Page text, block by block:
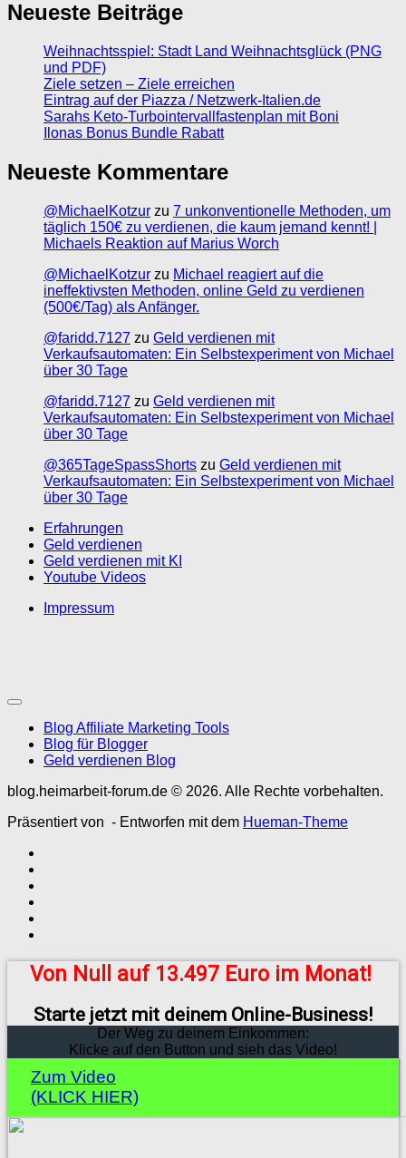
Neueste Beiträge
Weihnachtsspiel: Stadt Land Weihnachtsglück (PNG
und PDF)
Ziele setzen – Ziele erreichen
Eintrag auf der Piazza / Netzwerk-Italien.de
Sarahs Keto-Turbointervallfastenplan mit Boni
Ilonas Bonus Bundle Rabatt
Neueste Kommentare
@MichaelKotzur zu 7 unkonventionelle Methoden, um
täglich 150€ zu verdienen, die kaum jemand kennt! |
Michaels Reaktion auf Marius Worch
@MichaelKotzur zu Michael reagiert auf die
ineffektivsten Methoden, online Geld zu verdienen
(500€/Tag) als Anfänger.
@faridd.7127 zu Geld verdienen mit
Verkaufsautomaten: Ein Selbstexperiment von Michael
über 30 Tage
@faridd.7127 zu Geld verdienen mit
Verkaufsautomaten: Ein Selbstexperiment von Michael
über 30 Tage
@365TageSpassShorts zu Geld verdienen mit
Verkaufsautomaten: Ein Selbstexperiment von Michael
über 30 Tage
Erfahrungen
Geld verdienen
Geld verdienen mit KI
Youtube Videos
Impressum
Blog Affiliate Marketing Tools
Blog für Blogger
Geld verdienen Blog
blog.heimarbeit-forum.de © 2026. Alle Rechte vorbehalten.
Präsentiert von - Entworfen mit dem Hueman-Theme
Von Null auf 13.497 Euro im Monat!
Starte jetzt mit deinem Online-Business!
Der Weg zu deinem Einkommen:
Klicke auf den Button und sieh das Video!
Zum Video
(KLICK HIER)